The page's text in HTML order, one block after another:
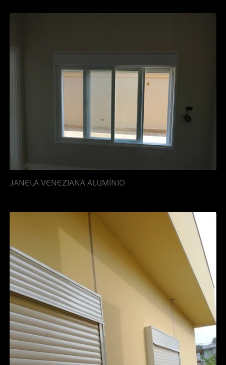
JANELA VENEZIANA ALUMÍNIO